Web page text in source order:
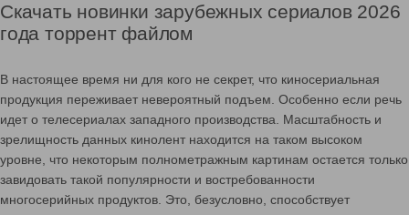
Скачать новинки зарубежных сериалов 2026
года торрент файлом
В настоящее время ни для кого не секрет, что киносериальная
продукция переживает невероятный подъем. Особенно если речь
идет о телесериалах западного производства. Масштабность и
зрелищность данных кинолент находится на таком высоком
уровне, что некоторым полнометражным картинам остается только
завидовать такой популярности и востребованности
многосерийных продуктов. Это, безусловно, способствует